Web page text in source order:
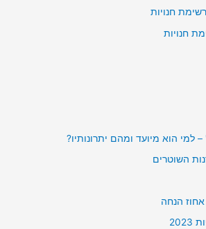
חנויות
חנויות
למי הוא מיועד ומהם יתרונותיו?
השוטרים